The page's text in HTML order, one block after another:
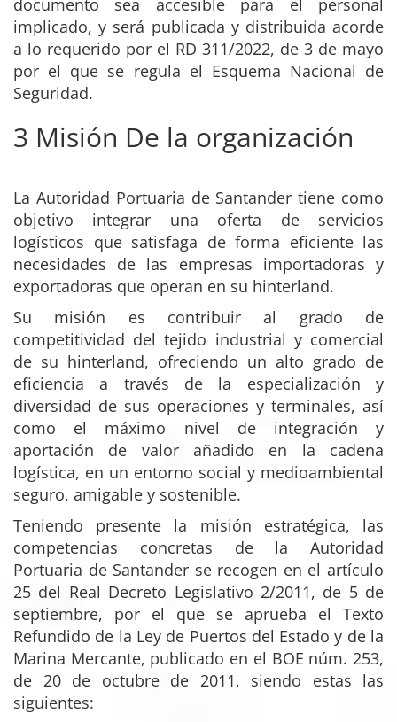
documento sea accesible para el personal
implicado, y será publicada y distribuida acorde
a lo requerido por el RD 311/2022, de 3 de mayo
por el que se regula el Esquema Nacional de
Seguridad.
3 Misión De la organización
La Autoridad Portuaria de Santander tiene como
objetivo integrar una oferta de servicios
logísticos que satisfaga de forma eficiente las
necesidades de las empresas importadoras y
exportadoras que operan en su hinterland.
Su misión es contribuir al grado de
competitividad del tejido industrial y comercial
de su hinterland, ofreciendo un alto grado de
eficiencia a través de la especialización y
diversidad de sus operaciones y terminales, así
como el máximo nivel de integración y
aportación de valor añadido en la cadena
logística, en un entorno social y medioambiental
seguro, amigable y sostenible.
Teniendo presente la misión estratégica, las
competencias concretas de la Autoridad
Portuaria de Santander se recogen en el artículo
25 del Real Decreto Legislativo 2/2011, de 5 de
septiembre, por el que se aprueba el Texto
Refundido de la Ley de Puertos del Estado y de la
Marina Mercante, publicado en el BOE núm. 253,
de 20 de octubre de 2011, siendo estas las
siguientes: